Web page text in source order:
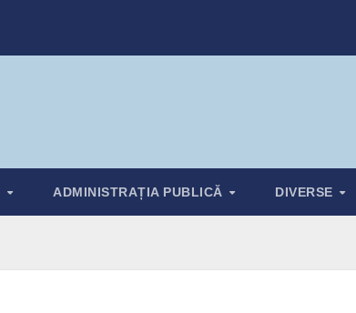
ADMINISTRAȚIA PUBLICĂ DIVERSE